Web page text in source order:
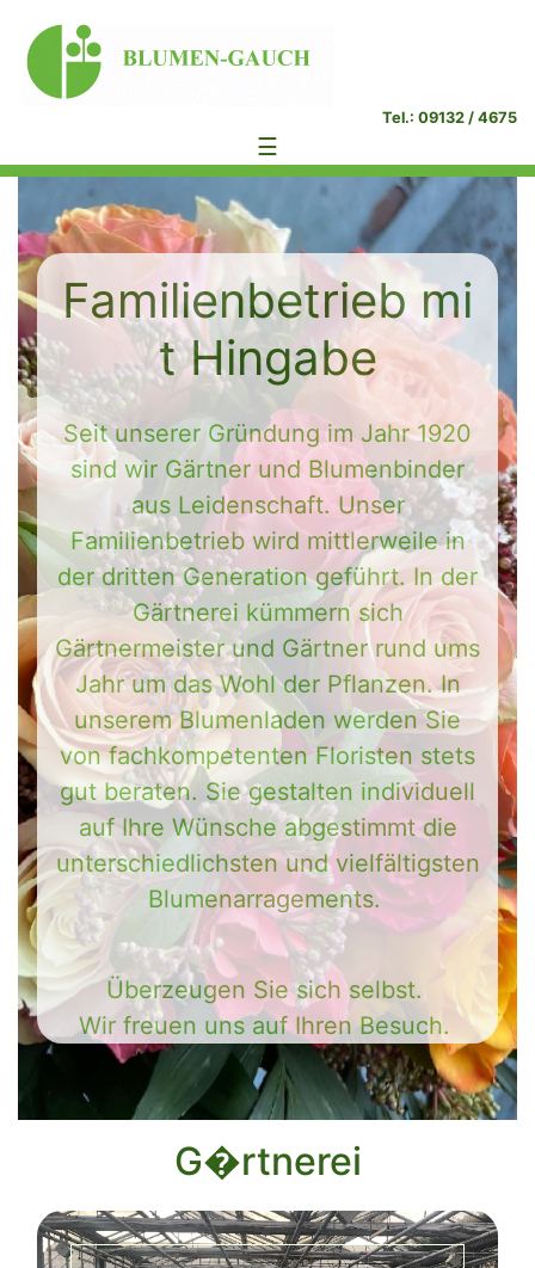
Tel.: 09132 / 4675
☰
Familienbetrieb mi
t Hingabe
Seit unserer Gründung im Jahr 1920
sind wir Gärtner und Blumenbinder
aus Leidenschaft. Unser
Familienbetrieb wird mittlerweile in
der dritten Generation geführt. In der
Gärtnerei kümmern sich
Gärtnermeister und Gärtner rund ums
Jahr um das Wohl der Pflanzen. In
unserem Blumenladen werden Sie
von fachkompetenten Floristen stets
gut beraten. Sie gestalten individuell
auf Ihre Wünsche abgestimmt die
unterschiedlichsten und vielfältigsten
Blumenarragements.
Überzeugen Sie sich selbst.
Wir freuen uns auf Ihren Besuch.
G�rtnerei